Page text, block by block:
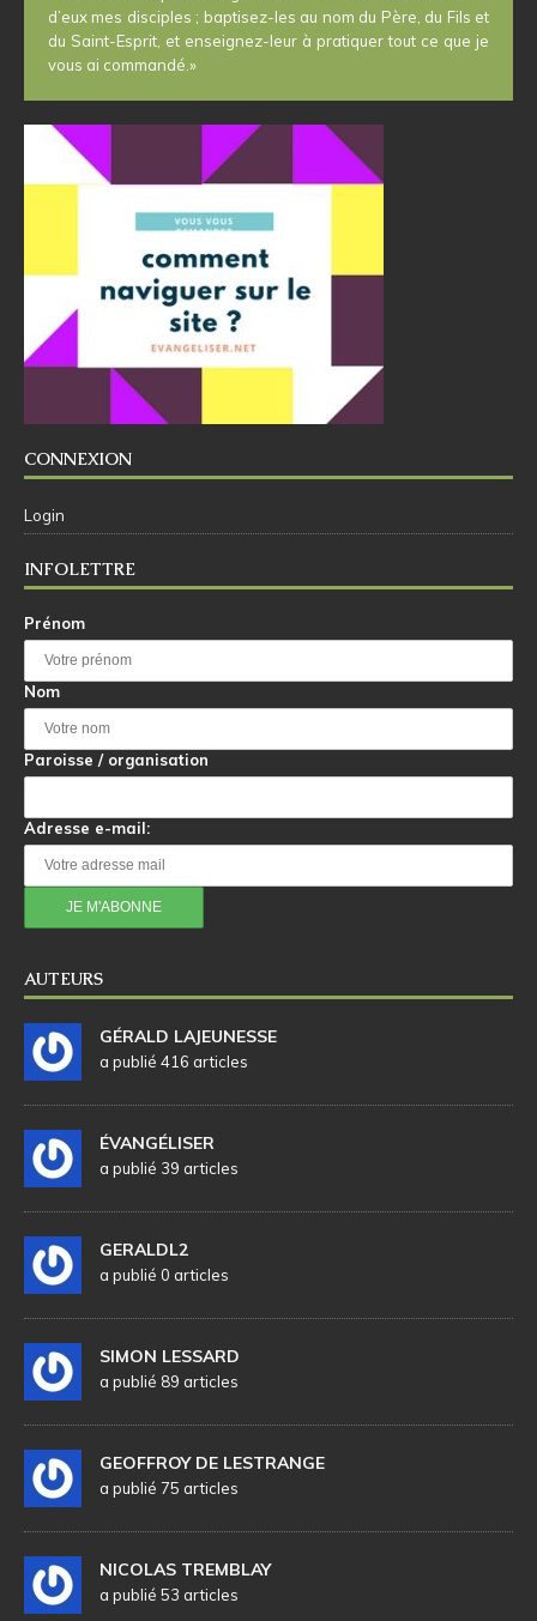
d’eux mes disciples ; baptisez-les au nom du Père, du Fils et
du Saint-Esprit, et enseignez-leur à pratiquer tout ce que je
vous ai commandé.»
CONNEXION
Login
INFOLETTRE
Prénom
Nom
Paroisse / organisation
Adresse e-mail:
AUTEURS
GÉRALD LAJEUNESSE
a publié 416 articles
ÉVANGÉLISER
a publié 39 articles
GERALDL2
a publié 0 articles
SIMON LESSARD
a publié 89 articles
GEOFFROY DE LESTRANGE
a publié 75 articles
NICOLAS TREMBLAY
a publié 53 articles